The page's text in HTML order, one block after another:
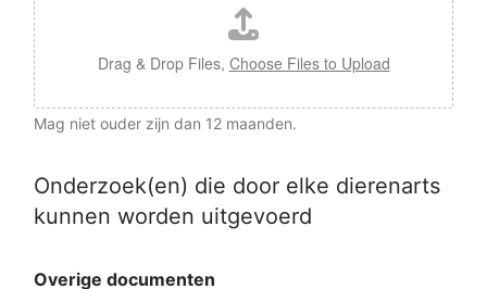
Drag & Drop Files, Choose Files to Upload
Mag niet ouder zijn dan 12 maanden.
Onderzoek(en) die door elke dierenarts
kunnen worden uitgevoerd
Overige documenten